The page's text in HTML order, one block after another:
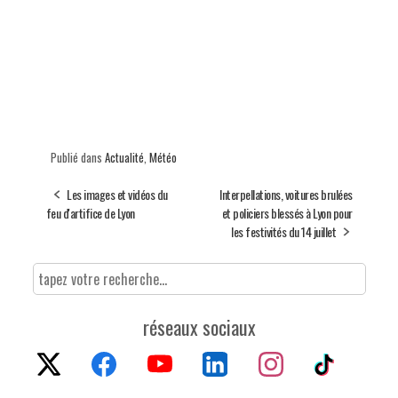
Publié dans Actualité, Météo
Les images et vidéos du
feu d'artifice de Lyon
Interpellations, voitures brulées
et policiers blessés à Lyon pour
les festivités du 14 juillet
réseaux sociaux